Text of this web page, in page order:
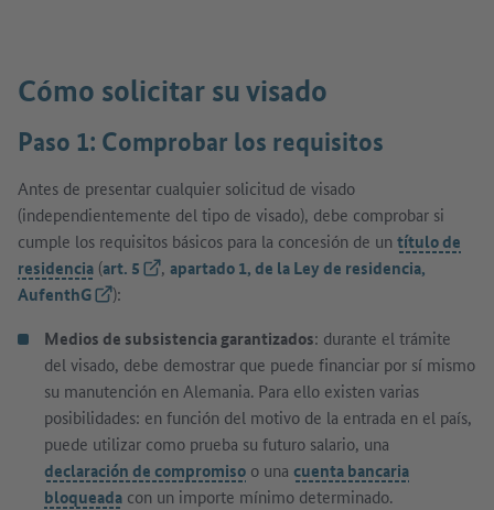
Cómo solicitar su visado
Paso 1: Comprobar los requisitos
Antes de presentar cualquier solicitud de visado
(independientemente del tipo de visado), debe comprobar si
cumple los requisitos básicos para la concesión de un título de
residencia (art. 5(Link externo)
, apartado 1, de la Ley de residencia,
AufenthG(Link externo)
):
Medios de subsistencia garantizados: durante el trámite
del visado, debe demostrar que puede financiar por sí mismo
su manutención en Alemania. Para ello existen varias
posibilidades: en función del motivo de la entrada en el país,
puede utilizar como prueba su futuro salario, una
declaración de compromiso o una cuenta bancaria
bloqueada con un importe mínimo determinado.